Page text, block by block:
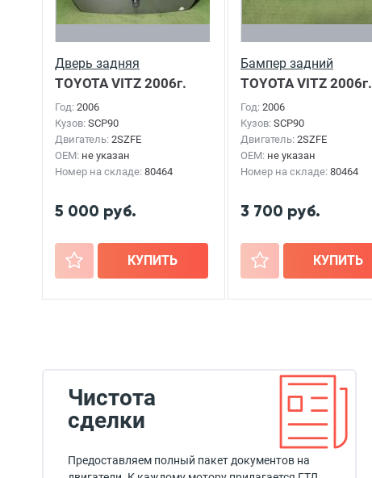
Дверь задняя
TOYOTA VITZ 2006г.
Год: 2006
Кузов: SCP90
Двигатель: 2SZFE
OEM: не указан
Номер на складе: 80464
5 000 руб.
+ КУПИТЬ
Бампер задний
TOYOTA VITZ 2006г.
Год: 2006
Кузов: SCP90
Двигатель: 2SZFE
OEM: не указан
Номер на складе: 80464
3 700 руб.
+ КУПИТЬ
Чистота
сделки
Предоставляем полный пакет документов на